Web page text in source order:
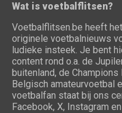
Wat is voetbalflitsen?
Voetbalflitsen.be heeft
originele voetbalnieuws
ludieke insteek. Je bent
content rond o.a. de
buitenland, de
Belgisch amateurvoetbal
voetbalfan staat bij ons
Facebook, X, Instagram